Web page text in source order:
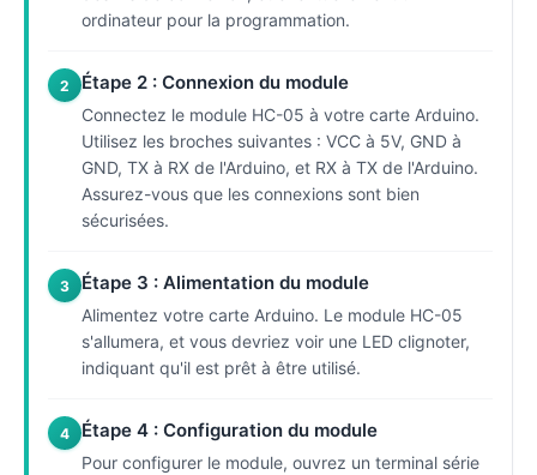
ordinateur pour la programmation.
2 Étape 2 : Connexion du module
Connectez le module HC-05 à votre carte Arduino.
Utilisez les broches suivantes : VCC à 5V, GND à
GND, TX à RX de l'Arduino, et RX à TX de l'Arduino.
Assurez-vous que les connexions sont bien
sécurisées.
3 Étape 3 : Alimentation du module
Alimentez votre carte Arduino. Le module HC-05
s'allumera, et vous devriez voir une LED clignoter,
indiquant qu'il est prêt à être utilisé.
4 Étape 4 : Configuration du module
Pour configurer le module, ouvrez un terminal série